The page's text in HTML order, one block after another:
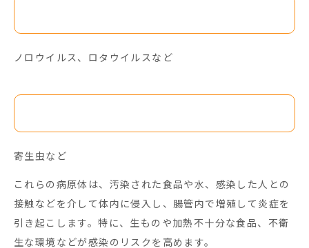
ノロウイルス、ロタウイルスなど
寄生虫など
これらの病原体は、汚染された食品や水、感染した人との
接触などを介して体内に侵入し、腸管内で増殖して炎症を
引き起こします。特に、生ものや加熱不十分な食品、不衛
生な環境などが感染のリスクを高めます。